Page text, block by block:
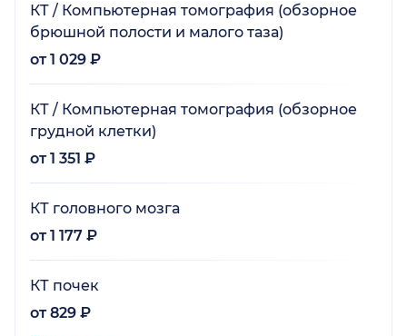
КТ / Компьютерная томография (обзорное
брюшной полости и малого таза)
от 1 029 ₽
КТ / Компьютерная томография (обзорное
грудной клетки)
от 1 351 ₽
КТ головного мозга
от 1 177 ₽
КТ почек
от 829 ₽